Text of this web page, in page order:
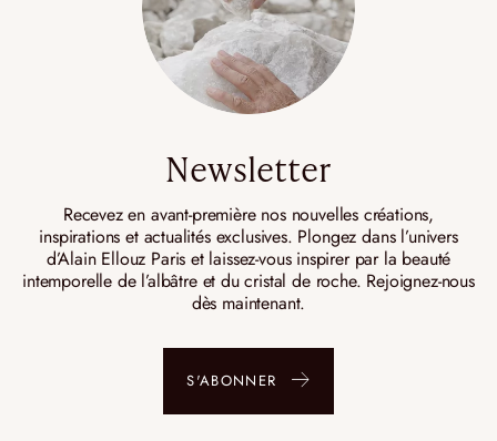
Newsletter
Recevez en avant-première nos nouvelles créations,
inspirations et actualités exclusives. Plongez dans l’univers
d’Alain Ellouz Paris et laissez-vous inspirer par la beauté
intemporelle de l’albâtre et du cristal de roche. Rejoignez-nous
dès maintenant.
S'ABONNER